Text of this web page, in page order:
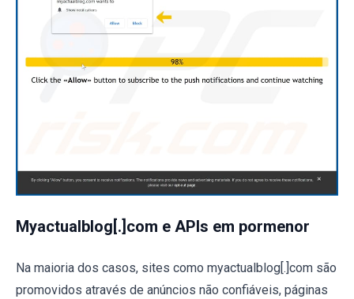
Myactualblog[.]com e APIs em pormenor
Na maioria dos casos, sites como myactualblog[.]com são
promovidos através de anúncios não confiáveis, páginas